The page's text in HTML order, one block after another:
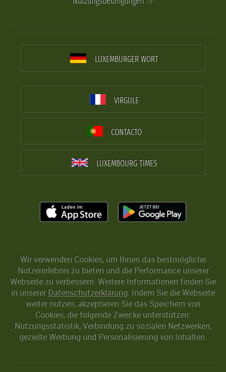
LUXEMBURGER WORT
VIRGULE
CONTACTO
LUXEMBOURG TIMES
Wir verwenden Cookies, um Ihnen das bestmögliche
Nutzererlebnis zu bieten und die Performance unserer
Webseite zu verbessern. Weitere Informationen finden Sie
in unserer Datenschutzerklärung. Indem Sie die Webseite
weiter nutzen, akzeptieren Sie das Speichern von
Cookies, die folgende Zwecke unterstützen:
Nutzungsstatistik, Verbindung zu sozialen Netzwerken,
gezielte Werbung und Personalisierung von Inhalten.